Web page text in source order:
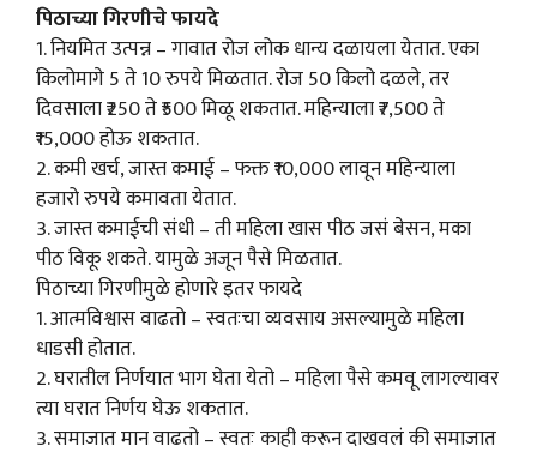
पिठाच्या गिरणीचे फायदे
1. नियमित उत्पन्न – गावात रोज लोक धान्य दळायला येतात. एका
किलोमागे 5 ते 10 रुपये मिळतात. रोज 50 किलो दळले, तर
दिवसाला ₹250 ते ₹500 मिळू शकतात. महिन्याला ₹7,500 ते
₹15,000 होऊ शकतात.
2. कमी खर्च, जास्त कमाई – फक्त ₹10,000 लावून महिन्याला
हजारो रुपये कमावता येतात.
3. जास्त कमाईची संधी – ती महिला खास पीठ जसं बेसन, मका
पीठ विकू शकते. यामुळे अजून पैसे मिळतात.
पिठाच्या गिरणीमुळे होणारे इतर फायदे
1. आत्मविश्वास वाढतो – स्वतःचा व्यवसाय असल्यामुळे महिला
धाडसी होतात.
2. घरातील निर्णयात भाग घेता येतो – महिला पैसे कमवू लागल्यावर
त्या घरात निर्णय घेऊ शकतात.
3. समाजात मान वाढतो – स्वतः काही करून दाखवलं की समाजात